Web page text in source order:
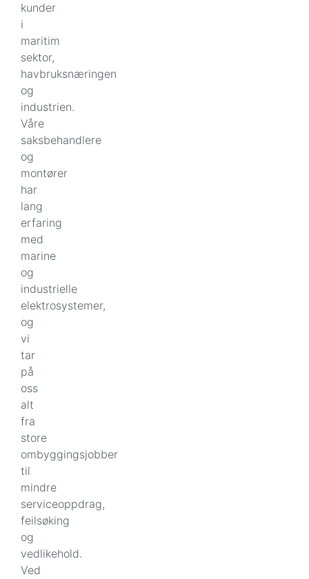
kunder
i
maritim
sektor,
havbruksnæringen
og
industrien.
Våre
saksbehandlere
og
montører
har
lang
erfaring
med
marine
og
industrielle
elektrosystemer,
og
vi
tar
på
oss
alt
fra
store
ombyggingsjobber
til
mindre
serviceoppdrag,
feilsøking
og
vedlikehold.
Ved